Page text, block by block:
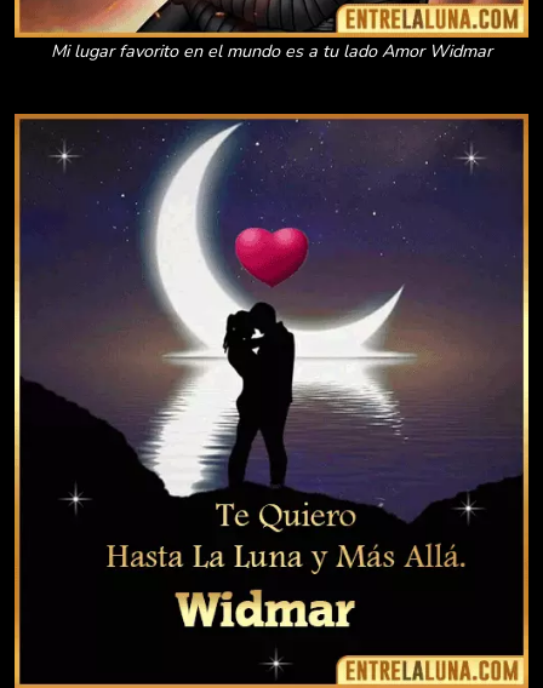
Mi lugar favorito en el mundo es a tu lado Amor Widmar